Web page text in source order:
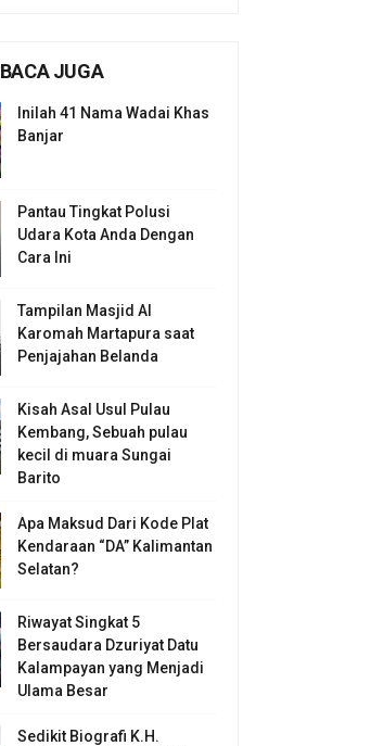
BACA JUGA
Inilah 41 Nama Wadai Khas
Banjar
Pantau Tingkat Polusi
Udara Kota Anda Dengan
Cara Ini
Tampilan Masjid Al
Karomah Martapura saat
Penjajahan Belanda
Kisah Asal Usul Pulau
Kembang, Sebuah pulau
kecil di muara Sungai
Barito
Apa Maksud Dari Kode Plat
Kendaraan “DA” Kalimantan
Selatan?
Riwayat Singkat 5
Bersaudara Dzuriyat Datu
Kalampayan yang Menjadi
Ulama Besar
Sedikit Biografi K.H.